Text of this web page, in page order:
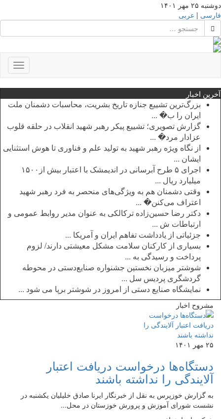
دوشنبه ۲۵ مهر ۱۴۰۱
فارسی | عربی
آخرین اخبار
بزرگ‌ترین تشییع جنازه تاریخ بشریت، محاسبات دشمنان ملت
ایران را ب� ...
گزارش تصویری؛ تشییع پیکر رهبر شهید انقلاب در حلقه قلوب
عزادار مرد� ...
از نگاه ویژه رهبر شهید به تولید علم و فناوری تا هوش استثنایی
ایشان ...
اجرای ۵ طرح آبرسانی در اندیمشک با اعتبار بیش از۱۵۰۰
میلیارد ریال ...
وقتی دشمنان هم به ویژگی‌های منحصر به فرد رهبر شهید
اعتراف می‌کنن� ...
دکتر رضا حسین‌زاده ترکالکی به عنوان مدیر روابط عمومی و
ارتباطات ش ...
جزئیاتی از یادداشت تفاهم ایران و آمریکا ...
بسیاری از کارکنان سلامت مشکل معیشتی دارند/ لزوم
پرداخت و رسیدگی به ...
شوشتر میزبان نخستین جشنواره صنایع‌دستی در محوطه
گردشگری پردیس سل ...
نمایشگاه صنایع دستی از امروز در شوشتر برپا می شود ...
مشروح اخبار
۲۵ مهر ۱۴۰۱
دستگاه‌ها درخواست دریافت اعتبار
آلایندگی را نداشته باشند
به گزارش خوزپرس به نقل از خبرنگار ایرنا صادق خلیلیان یکشنبه در
نشست شورای آموزش و پرورش خوزستان در محل...